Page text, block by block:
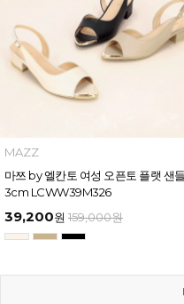
MAZZ
마쯔 by 엘칸토 여성 오픈토 플랫 샌들
3cm LCWW39M326
39,200원 159,000원